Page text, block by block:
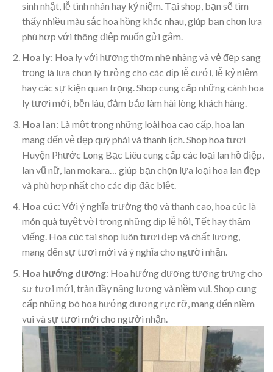
sinh nhật, lễ tình nhân hay kỷ niệm. Tại shop, bạn sẽ tìm
thấy nhiều màu sắc hoa hồng khác nhau, giúp bạn chọn lựa
phù hợp với thông điệp muốn gửi gắm.
Hoa ly: Hoa ly với hương thơm nhẹ nhàng và vẻ đẹp sang
trọng là lựa chọn lý tưởng cho các dịp lễ cưới, lễ kỷ niệm
hay các sự kiện quan trọng. Shop cung cấp những cành hoa
ly tươi mới, bền lâu, đảm bảo làm hài lòng khách hàng.
Hoa lan: Là một trong những loài hoa cao cấp, hoa lan
mang đến vẻ đẹp quý phái và thanh lịch. Shop hoa tươi
Huyện Phước Long Bạc Liêu cung cấp các loại lan hồ điệp,
lan vũ nữ, lan mokara… giúp bạn chọn lựa loại hoa lan đẹp
và phù hợp nhất cho các dịp đặc biệt.
Hoa cúc: Với ý nghĩa trường thọ và thanh cao, hoa cúc là
món quà tuyệt vời trong những dịp lễ hội, Tết hay thăm
viếng. Hoa cúc tại shop luôn tươi đẹp và chất lượng,
mang đến sự tươi mới và ý nghĩa cho người nhận.
Hoa hướng dương: Hoa hướng dương tượng trưng cho
sự tươi mới, tràn đầy năng lượng và niềm vui. Shop cung
cấp những bó hoa hướng dương rực rỡ, mang đến niềm
vui và sự tươi mới cho người nhận.